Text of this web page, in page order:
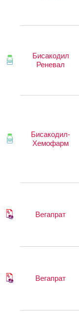
Бисакодил
Реневал
Бисакодил-
Хемофарм
Вегапрат
Вегапрат